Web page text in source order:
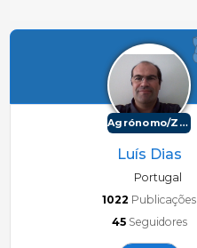
Agrónomo/Zootécnico
Luís Dias
Portugal
1022 Publicações
45 Seguidores